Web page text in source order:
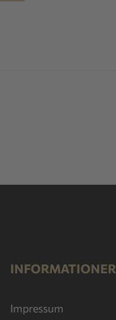
INFORMATIONER
Impressum